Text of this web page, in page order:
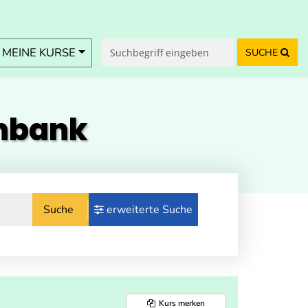
KURSE SUCHE
Suche erweiterte Suche
Kurs merken